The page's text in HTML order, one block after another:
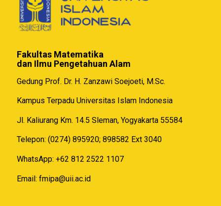
Fakultas Matematika
dan Ilmu Pengetahuan Alam
Gedung Prof. Dr. H. Zanzawi Soejoeti, M.Sc.
Kampus Terpadu Universitas Islam Indonesia
Jl. Kaliurang Km. 14.5 Sleman, Yogyakarta 55584
Telepon: (0274) 895920; 898582 Ext 3040
WhatsApp: +62 812 2522 1107
Email: fmipa@uii.ac.id